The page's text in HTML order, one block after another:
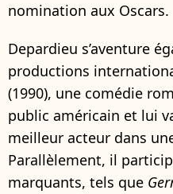
nomination aux Oscars.
Depardieu s’aventure
productions
(1990), une comédie
public américain et lui
meilleur acteur dans
Parallèlement, il
marquants, tels que